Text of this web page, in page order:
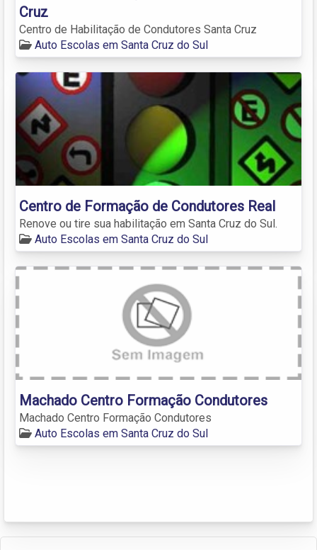
Cruz
Centro de Habilitação de Condutores Santa Cruz
Auto Escolas em Santa Cruz do Sul
Centro de Formação de Condutores Real
Renove ou tire sua habilitação em Santa Cruz do Sul.
Auto Escolas em Santa Cruz do Sul
Machado Centro Formação Condutores
Machado Centro Formação Condutores
Auto Escolas em Santa Cruz do Sul